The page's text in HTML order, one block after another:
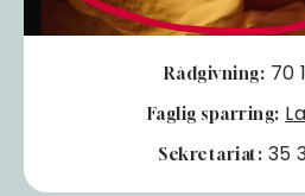
Rådgivning: 70
Faglig sparring:
Sekretariat: 35